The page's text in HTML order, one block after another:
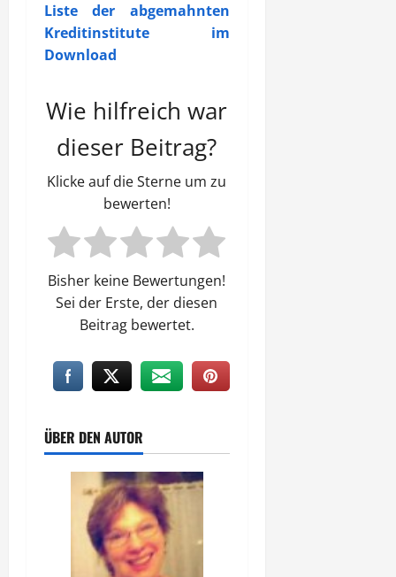
Liste der abgemahnten
Kreditinstitute im
Download
Wie hilfreich war
dieser Beitrag?
Klicke auf die Sterne um zu
bewerten!
Bisher keine Bewertungen!
Sei der Erste, der diesen
Beitrag bewertet.
ÜBER DEN AUTOR